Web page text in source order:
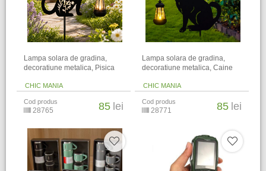
Lampa solara de gradina,
decoratiune metalica, Pisica
CHIC MANIA
Cod produs
28765 85 lei
Lampa solara de gradina,
decoratiune metalica, Caine
CHIC MANIA
Cod produs
28771 85 lei